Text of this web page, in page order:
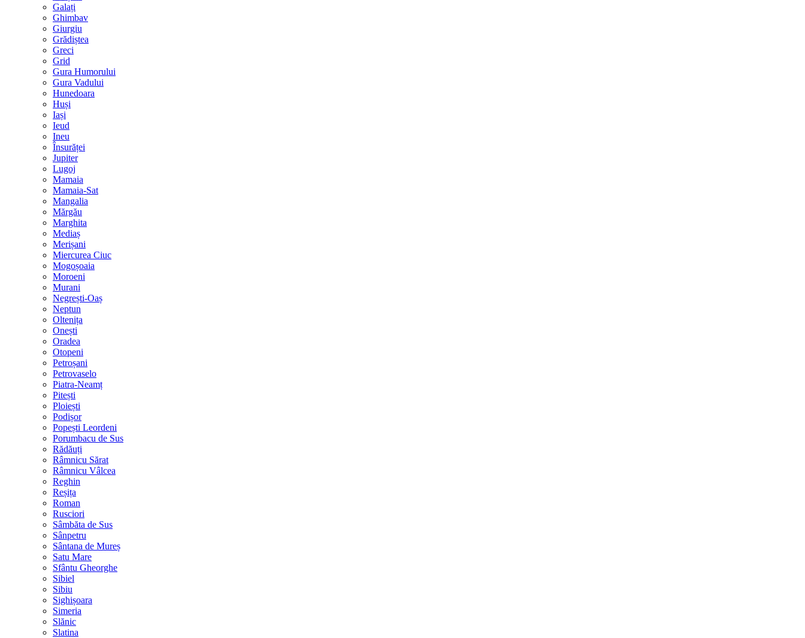
Galați
Ghimbav
Giurgiu
Grădiștea
Greci
Grid
Gura Humorului
Gura Vadului
Hunedoara
Huși
Iași
Ieud
Ineu
Însurăței
Jupiter
Lugoj
Mamaia
Mamaia-Sat
Mangalia
Mărgău
Marghita
Mediaș
Merișani
Miercurea Ciuc
Mogoșoaia
Moroeni
Murani
Negrești-Oaș
Neptun
Oltenița
Onești
Oradea
Otopeni
Petroșani
Petrovaselo
Piatra-Neamț
Pitești
Ploiești
Podișor
Popești Leordeni
Porumbacu de Sus
Rădăuți
Râmnicu Sărat
Râmnicu Vâlcea
Reghin
Reșița
Roman
Rusciori
Sâmbăta de Sus
Sânpetru
Sântana de Mureș
Satu Mare
Sfântu Gheorghe
Sibiel
Sibiu
Sighișoara
Simeria
Slănic
Slatina